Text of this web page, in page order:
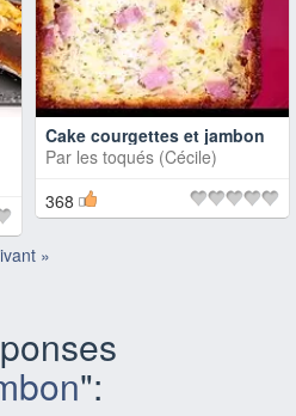
Cake courgettes et jambon
Par les toqués (Cécile)
368
»
":